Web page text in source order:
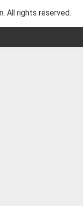
All rights reserved.